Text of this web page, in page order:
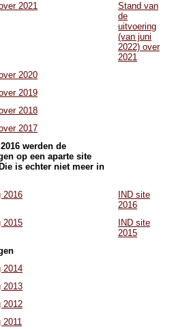
2021
Stand van
de
uitvoering
(van juni
2022) over
2021
2020
2019
2018
2017
werden de
op een aparte site
is echter niet meer in
2016
IND site
2016
2015
IND site
2015
2014
2013
2012
2011